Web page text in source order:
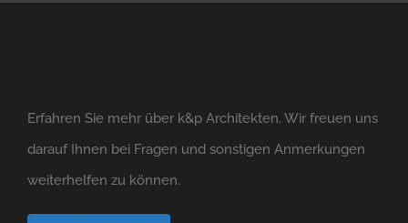
Erfahren Sie mehr über k&p Architekten. Wir freuen uns
darauf Ihnen bei Fragen und sonstigen Anmerkungen
weiterhelfen zu können.